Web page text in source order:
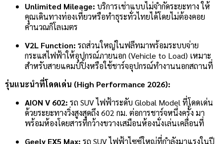
Unlimited Mileage: บริการเช่าแบบไม่จำกัดระยะทาง ให้
คุณเดินทางท่องเที่ยวหรือทำธุระทั่วไทยได้โดยไม่ต้องคอย
คำนวณกิโลเมตร
V2L Function: รถส่วนใหญ่ในฟลีทมาพร้อมระบบจ่าย
กระแสไฟฟ้าให้อุปกรณ์ภายนอก (Vehicle to Load) เหมาะ
สำหรับสายแคมป์ปิ้งหรือใช้ชาร์จอุปกรณ์ทำงานนอกสถานที่
รุ่นแนะนำที่โดดเด่น (High Performance 2026):
AION V 602: รถ SUV ไฟฟ้าระดับ Global Model ที่โดดเด่น
ด้วยระยะทางวิ่งสูงสุดถึง 602 กม. ต่อการชาร์จหนึ่งครั้ง มา
พร้อมห้องโดยสารที่กว้างขวางเสมือนห้องนั่งเล่นเคลื่อนที่
Geely EX5 Max: รถ SUV ไฟฟ้าไซซ์ใหญ่ที่กำลังมาแรงในปี